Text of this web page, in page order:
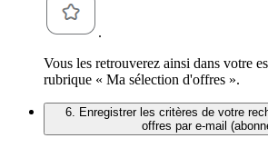
.
Vous les retrouverez ainsi dans votre
rubrique « Ma sélection d'offres ».
6. Enregistrer les critères de votre
offres par e-mail